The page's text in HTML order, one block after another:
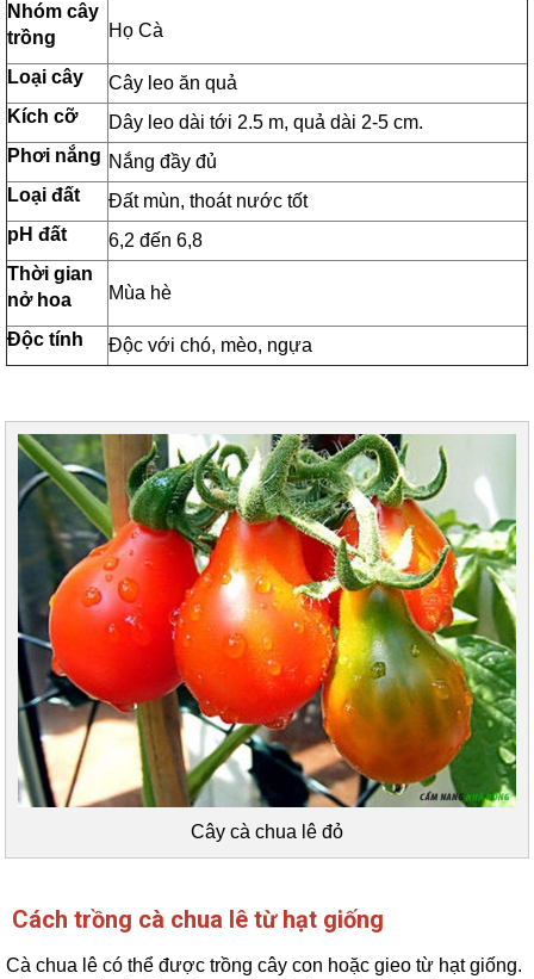
Nhóm cây
trồng
Họ Cà
Loại cây
Cây leo ăn quả
Kích cỡ
Dây leo dài tới 2.5 m, quả dài 2-5 cm.
Phơi nắng Nắng đầy đủ
Loại đất
Đất mùn, thoát nước tốt
pH đất
6,2 đến 6,8
Thời gian
nở hoa
Mùa hè
Độc tính Độc với chó, mèo, ngựa
Cây cà chua lê đỏ
Cách trồng cà chua lê từ hạt giống
Cà chua lê có thể được trồng cây con hoặc gieo từ hạt giống.